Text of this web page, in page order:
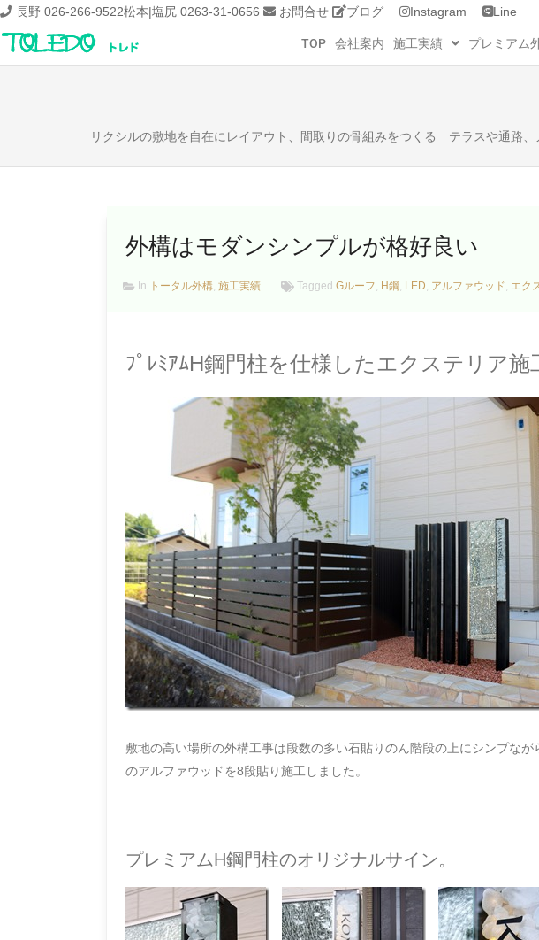
長野 026-266-9522松本|塩尻 0263-31-0656 お問合せ ブログ Instagram Line
TOP
会社案内 施工実績 プレミアム
リクシルの敷地を自在にレイアウト、間取りの骨組みをつくる テラスや通路
外構はモダンシンプルが格好良い
In トータル外構, 施工実績 Tagged Gルーフ, H鋼, LED, アルファウッド, エク
ﾌﾟﾚﾐｱﾑH鋼門柱を仕様したエクステリア施
敷地の高い場所の外構工事は段数の多い石貼りのん階段の上にシンプな
のアルファウッドを8段貼り施工しました。
プレミアムH鋼門柱のオリジナルサイン。